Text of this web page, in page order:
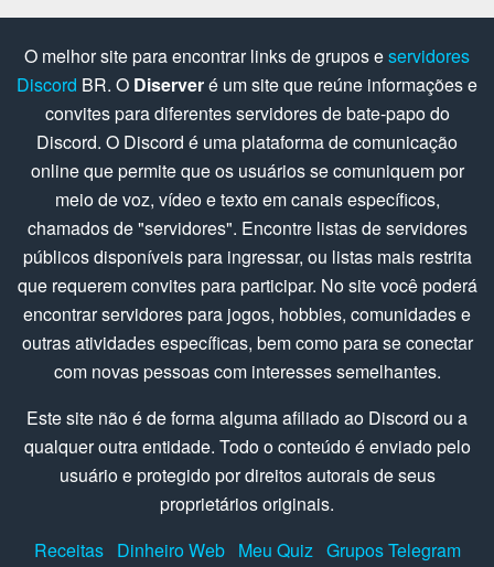
O melhor site para encontrar links de grupos eservidores
Discord BR. O Diserveré um site que reúne informações e
convites para diferentes servidores de bate-papo do
Discord. O Discord é uma plataforma de comunicação
online que permite que os usuários se comuniquem por
meio de voz, vídeo e texto em canais específicos,
chamados de "servidores". Encontre listas de servidores
públicos disponíveis para ingressar, ou listas mais restrita
que requerem convites para participar. No site você poderá
encontrar servidores para jogos, hobbies, comunidades e
outras atividades específicas, bem como para se conectar
com novas pessoas com interesses semelhantes.
Este site não é de forma alguma afiliado ao Discord ou a
qualquer outra entidade. Todo o conteúdo é enviado pelo
usuário e protegido por direitos autorais de seus
proprietários originais.
Receitas Dinheiro Web Meu Quiz Grupos Telegram